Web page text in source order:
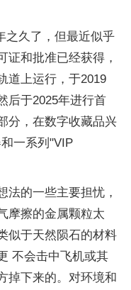
之久了，但最近似乎
证和批准已经获得，
道上运行，于2019
后于2025年进行首
分，在数字收藏品兴
一系列"VIP
法的一些主要担忧，
摩擦的金属颗粒太
似于天然陨石的材料
不会击中飞机或其
掉下来的。对环境和